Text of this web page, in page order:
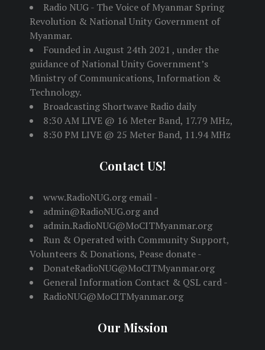
Radio NUG - The Voice of Myanmar Spring
Revolution & National Unity Government of
Myanmar.
Founded in August 24th 2021 , under the
guidance of National Unity Government’s
Ministry of Communications, Information &
Technology.
Broadcasting Shortwave Radio daily
8:30 AM LIVE @ 16 Meter Band, 17.79 MHz,
8:30 PM LIVE @ 25 Meter Band, 11.94 MHz
Contact US!
www.RadioNUG.org email -
admin@RadioNUG.org and
admin.RadioNUG@MoCITMyanmar.org
Run & Operated with Community Support,
Volunteers & Donations, Pease donate -
DonateRadioNUG@MoCITMyanmar.org
General Information Contact & QSL card -
RadioNUG@MoCITMyanmar.org
Our Mission